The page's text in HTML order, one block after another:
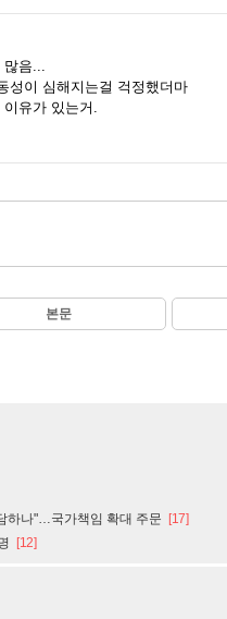
많음...
성이 심해지는걸 걱정했더마
유가 있는거.
본문
하나"…국가책임 확대 주문 [17]
[12]